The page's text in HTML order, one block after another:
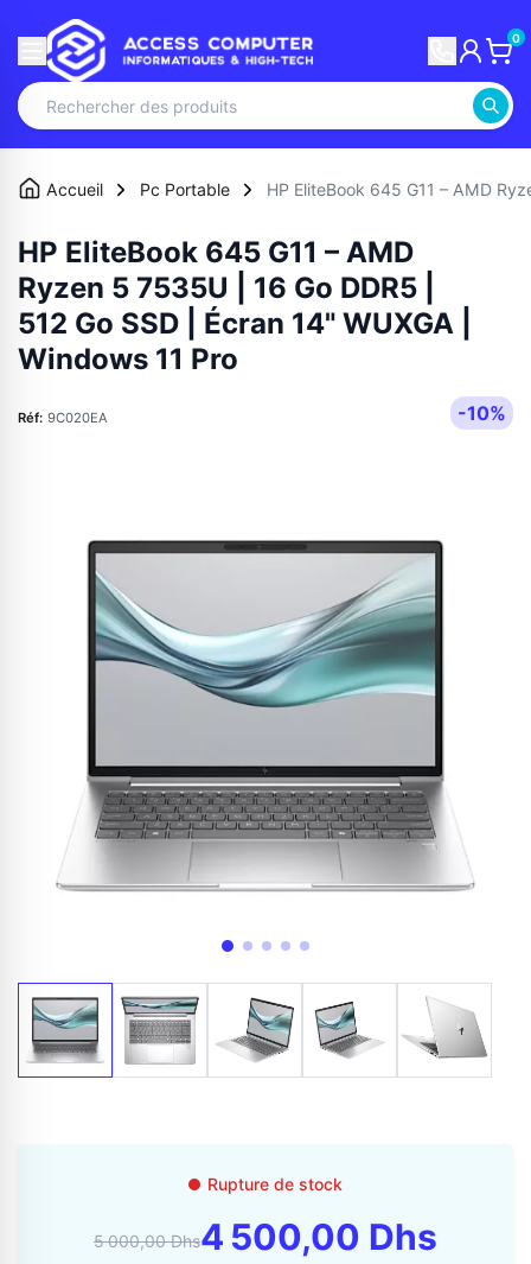
0
Appelez-nous au
06 37 08 07 06
06 36 88 27 81
Contactez-nous
Accueil Pc Portable HP EliteBook 645 G11 – AMD
HP EliteBook 645 G11 – AMD
Ryzen 5 7535U | 16 Go DDR5 |
512 Go SSD | Écran 14" WUXGA |
Windows 11 Pro
Réf: 9C020EA -10%
Rupture de stock
5 000,00 Dhs4 500,00 Dhs